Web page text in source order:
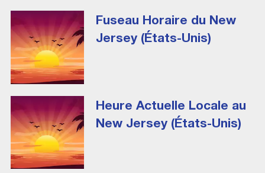
Fuseau Horaire du New
Jersey (États-Unis)
Heure Actuelle Locale au
New Jersey (États-Unis)